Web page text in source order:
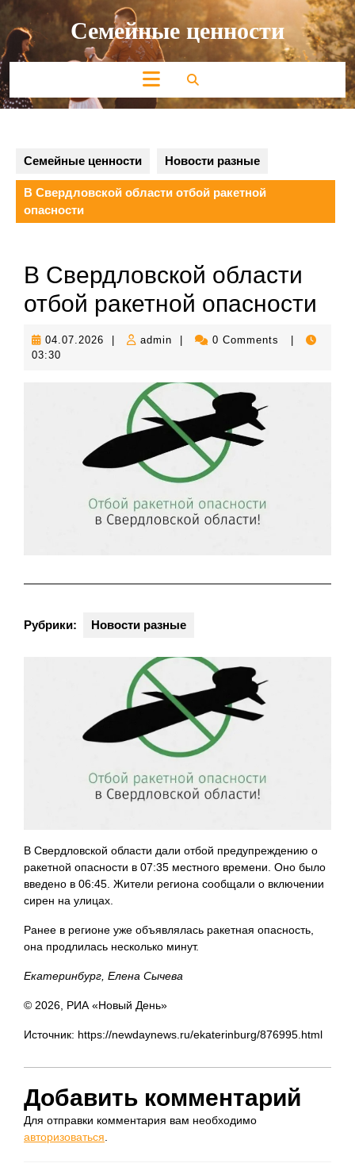
Перейти
содержимому Семейные ценности
Кнопка
Открыть
Семейные ценности Новости разные
В Свердловской области отбой ракетной
опасности
В Свердловской области
отбой ракетной опасности
04.07.2026 04.07.2026
admin admin 0 Comments
03:30
Рубрики: Новости разные
В Свердловской области дали отбой предупреждению о
ракетной опасности в 07:35 местного времени. Оно было
введено в 06:45. Жители региона сообщали о включении
сирен на улицах.
Ранее в регионе уже объявлялась ракетная опасность,
она продлилась несколько минут.
Екатеринбург, Елена Сычева
© 2026, РИА «Новый День»
Источник: https://newdaynews.ru/ekaterinburg/876995.html
Добавить комментарий
Для отправки комментария вам необходимо
авторизоваться.